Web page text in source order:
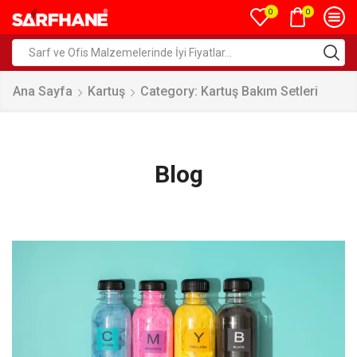
0 0
Ana Sayfa Kartuş Category: Kartuş Bakım Setleri
Blog